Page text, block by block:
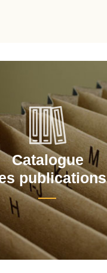
Catalogue
publications